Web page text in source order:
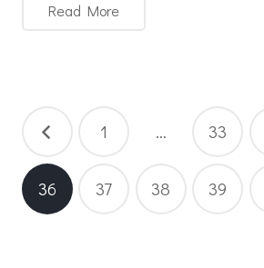
Read More
Paginasi1 … 33
36 37 38 39